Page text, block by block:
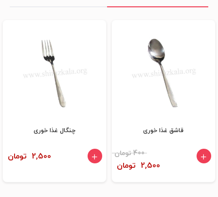
قاشق غذا خوری
400 تومان
2,500 تومان
چنگال غذا خوری
2,500 تومان